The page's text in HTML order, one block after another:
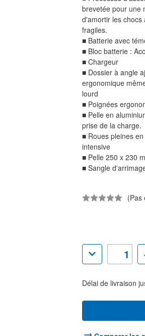
brevetée pour une
d'amortir les chocs
fragiles.
■ Batterie avec
■ Bloc batterie :
■ Chargeur
■ Dossier à angle
ergonomique
lourd
■ Poignées
■ Pelle en
prise de la charge.
■ Roues pleines
intensive
■ Pelle 250 x 230
■ Sangle
(Pas
actuel:
Diminuer
la
quantité
Diable
monte-
électrique
kg
Délai de livraison